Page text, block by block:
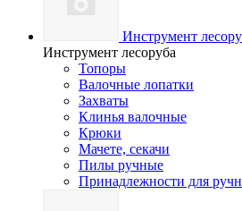
Инструмент
Инструмент лесоруба
Топоры
Валочные лопатки
Захваты
Клинья валочные
Крюки
Мачете, секачи
Пилы ручные
Принадлежности для